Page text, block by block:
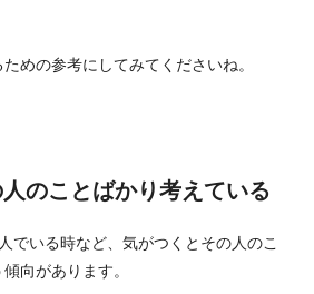
めの参考にしてみてくださいね。
のことばかり考えている
でいる時など、気がつくとその人のこ
向があります。